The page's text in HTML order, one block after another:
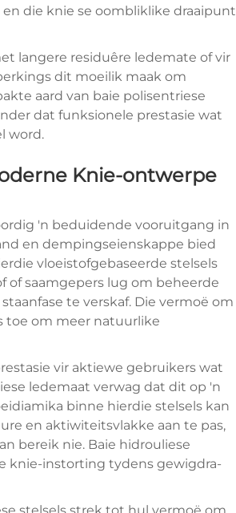
die knie se oombliklike draaipunt
langere residuêre ledemate of vir
dit moeilik maak om
aard van baie polisentriese
dat funksionele prestasie wat
word.
Knie-ontwerpe
'n beduidende vooruitgang in
en dempingseienskappe bied
vloeistofgebaseerde stelsels
of saamgepers lug om beheerde
te verskaf. Die vermoë om
toe om meer natuurlike
vir aktiewe gebruikers wat
ledemaat verwag dat dit op 'n
binne hierdie stelsels kan
en aktiwiteitsvlakke aan te pas,
bereik nie. Baie hidrouliese
knie-instorting tydens gewigdra-